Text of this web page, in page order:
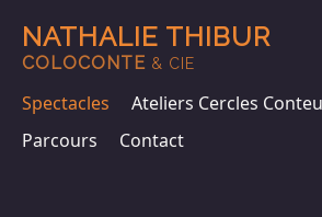
NATHALIE THIBUR
COLOCONTE & CIE
Spectacles Ateliers Cercles
Parcours
Contact